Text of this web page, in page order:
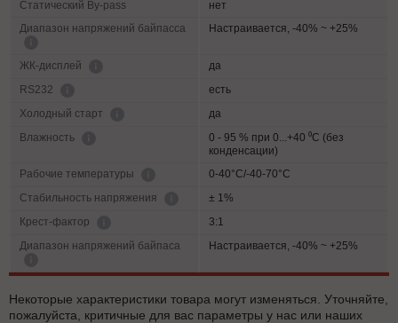
Статический By-pass
нет
Диапазон напряжений байпасса
Настраивается, -40% ~ +25%
ЖК-дисплей
да
RS232
есть
Холодный старт
да
Влажность
0 - 95 % при 0...+40 ⁰С (без
конденсации)
Рабочие температуры
0-40°C/-40-70°C
Cтабильность напряжения
± 1%
Крест-фактор
3:1
Диапазон напряжений байпаса
Настраивается, -40% ~ +25%
Некоторые характеристики товара могут изменяться. Уточняйте,
пожалуйста, критичные для вас параметры у нас или наших